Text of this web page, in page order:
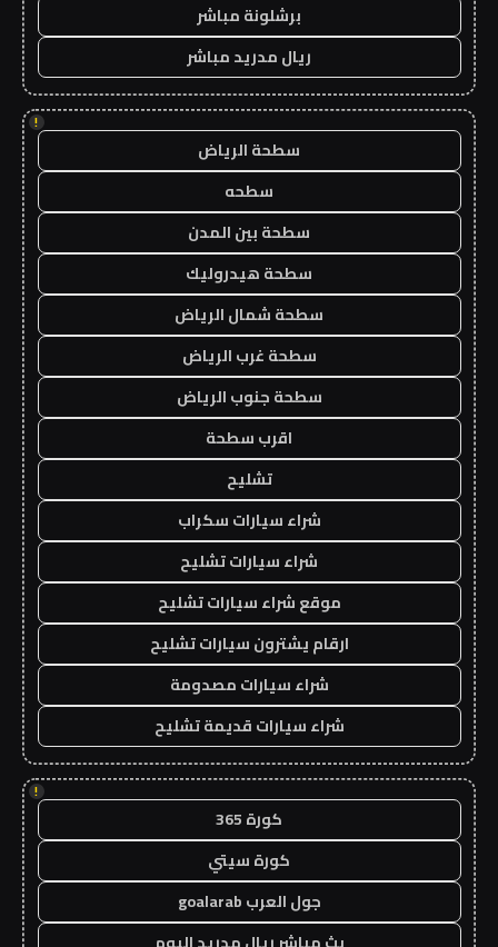
برشلونة مباشر
ريال مدريد مباشر
!
سطحة الرياض
سطحه
سطحة بين المدن
سطحة هيدروليك
سطحة شمال الرياض
سطحة غرب الرياض
سطحة جنوب الرياض
اقرب سطحة
تشليح
شراء سيارات سكراب
شراء سيارات تشليح
موقع شراء سيارات تشليح
ارقام يشترون سيارات تشليح
شراء سيارات مصدومة
شراء سيارات قديمة تشليح
!
كورة 365
كورة سيتي
جول العرب goalarab